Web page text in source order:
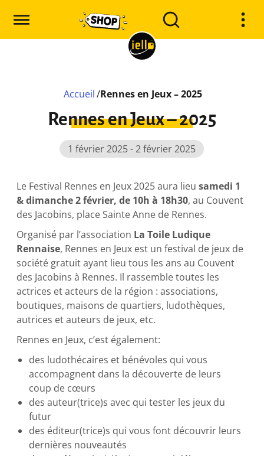
Accueil /Rennes en Jeux – 2025
Rennes en Jeux – 2025
1 février 2025 - 2 février 2025
Le Festival Rennes en Jeux 2025 aura lieusamedi 1
& dimanche 2 février, de 10h à 18h30, au Couvent
des Jacobins, place Sainte Anne de Rennes.
Organisé par l’association La Toile Ludique
Rennaise, Rennes en Jeux est un festival de jeux de
société gratuit ayant lieu tous les ans au Couvent
des Jacobins à Rennes. Il rassemble toutes les
actrices et acteurs de la région : associations,
boutiques, maisons de quartiers, ludothèques,
autrices et auteurs de jeux, etc.
Rennes en Jeux, c’est également:
des ludothécaires et bénévoles qui vous
accompagnent dans la découverte de leurs
coup de cœurs
des auteur(trice)s avec qui tester les jeux du
futur
des éditeur(trice)s qui vous font découvrir leurs
dernières nouveautés